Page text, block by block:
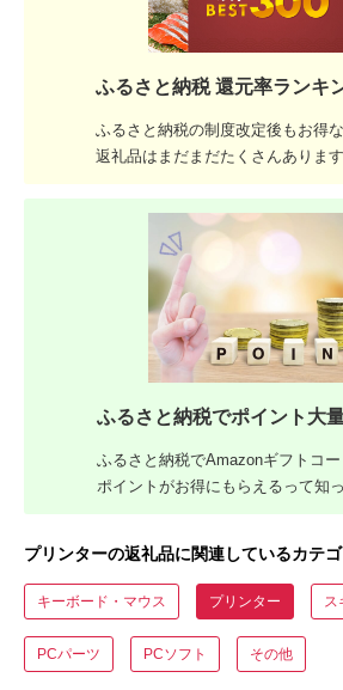
ふるさと納税 還元率ランキ
ふるさと納税の制度改定後もお得な
返礼品はまだまだたくさんあります
ふるさと納税でポイント大
ふるさと納税でAmazonギフトコ
ポイントがお得にもらえるって知
プリンターの返礼品に関連しているカテゴ
キーボード・マウス プリンター ス
PCパーツ PCソフト その他